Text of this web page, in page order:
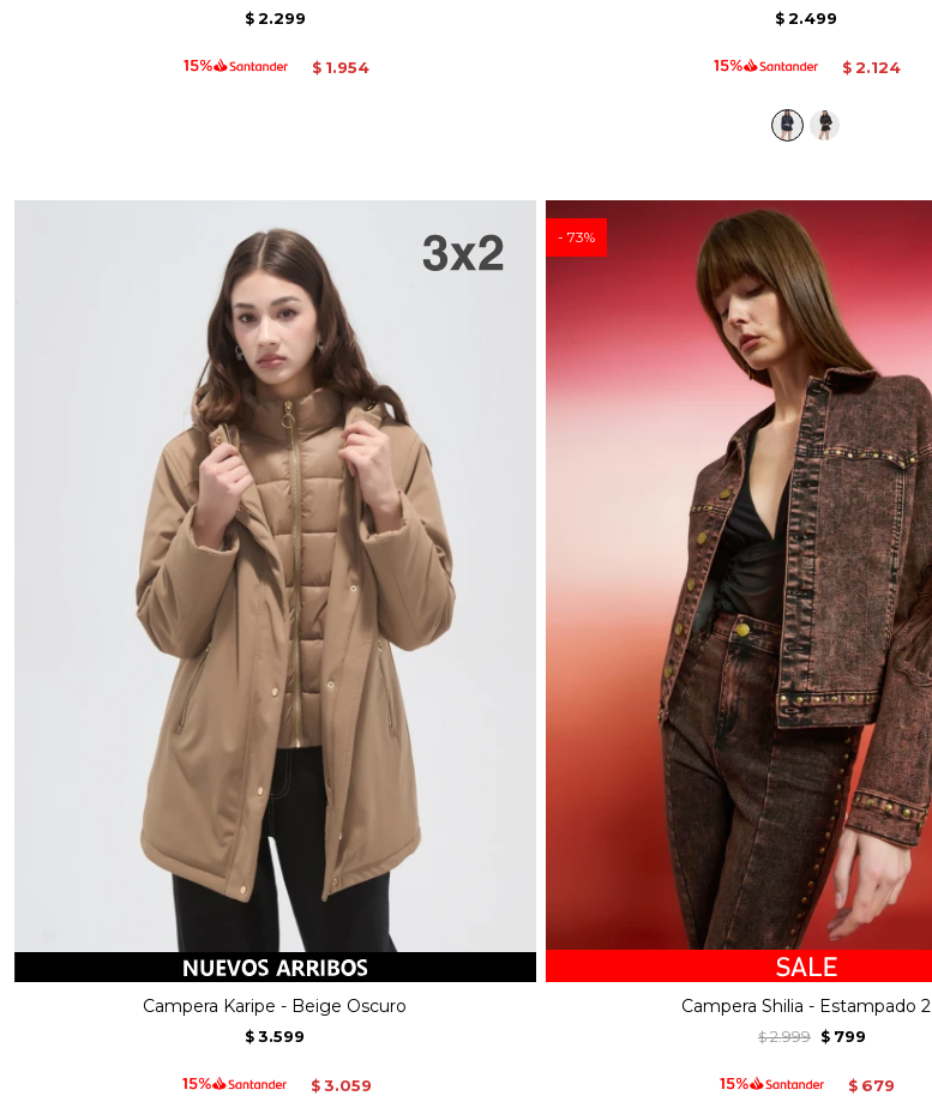
$ 2.299
$ 1.954
$ 2.499
$ 2.124
Campera Karipe - Beige Oscuro
$ 3.599
$ 3.059
73
Campera Shilia - Estampado 2
$ 2.999 $ 799
$ 679